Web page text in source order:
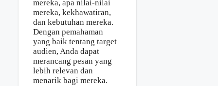
mereka, apa nilai-nilai
mereka, kekhawatiran,
dan kebutuhan mereka.
Dengan pemahaman
yang baik tentang target
audien, Anda dapat
merancang pesan yang
lebih relevan dan
menarik bagi mereka.